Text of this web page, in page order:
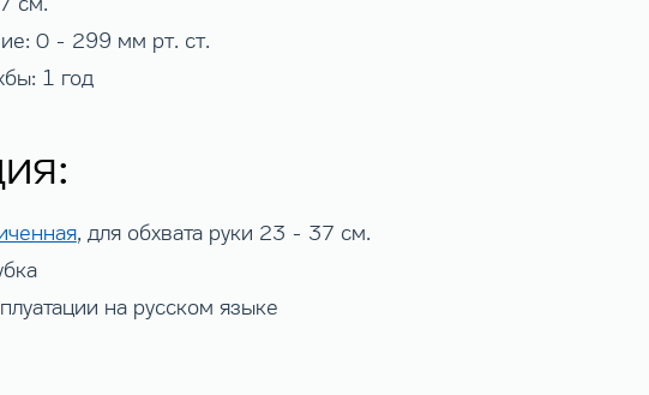
0 - 299 мм рт. ст.
1 год
, для обхвата руки 23 - 37 см.
на русском языке